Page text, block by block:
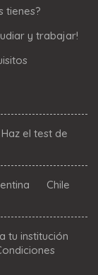
tienes?
y trabajar!
Haz el test de
Chile
tu institución